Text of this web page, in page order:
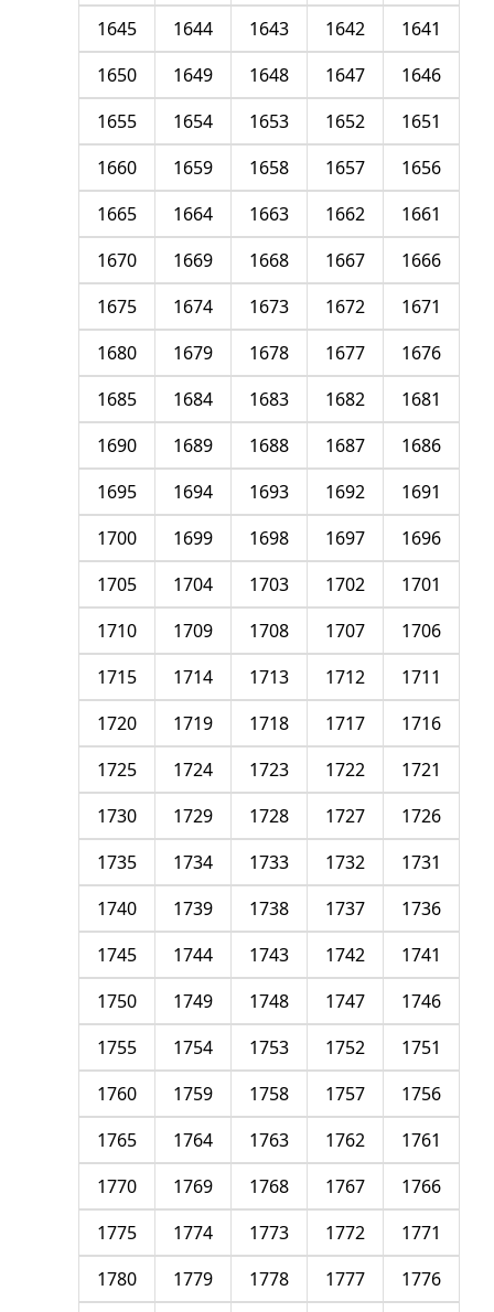
1641
1642
1643
1644
1645
1646
1647
1648
1649
1650
1651
1652
1653
1654
1655
1656
1657
1658
1659
1660
1661
1662
1663
1664
1665
1666
1667
1668
1669
1670
1671
1672
1673
1674
1675
1676
1677
1678
1679
1680
1681
1682
1683
1684
1685
1686
1687
1688
1689
1690
1691
1692
1693
1694
1695
1696
1697
1698
1699
1700
1701
1702
1703
1704
1705
1706
1707
1708
1709
1710
1711
1712
1713
1714
1715
1716
1717
1718
1719
1720
1721
1722
1723
1724
1725
1726
1727
1728
1729
1730
1731
1732
1733
1734
1735
1736
1737
1738
1739
1740
1741
1742
1743
1744
1745
1746
1747
1748
1749
1750
1751
1752
1753
1754
1755
1756
1757
1758
1759
1760
1761
1762
1763
1764
1765
1766
1767
1768
1769
1770
1771
1772
1773
1774
1775
1776
1777
1778
1779
1780